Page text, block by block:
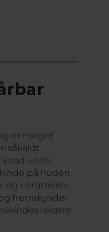
er meget
såkaldt
i-olie,
på huden.
og ceramider,
fremskynder
i svære